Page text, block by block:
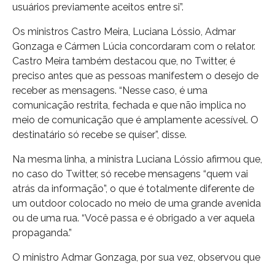
usuários previamente aceitos entre si”.
Os ministros Castro Meira, Luciana Lóssio, Admar
Gonzaga e Cármen Lúcia concordaram com o relator.
Castro Meira também destacou que, no Twitter, é
preciso antes que as pessoas manifestem o desejo de
receber as mensagens. “Nesse caso, é uma
comunicação restrita, fechada e que não implica no
meio de comunicação que é amplamente acessível. O
destinatário só recebe se quiser”, disse.
Na mesma linha, a ministra Luciana Lóssio afirmou que,
no caso do Twitter, só recebe mensagens “quem vai
atrás da informação”, o que é totalmente diferente de
um outdoor colocado no meio de uma grande avenida
ou de uma rua. “Você passa e é obrigado a ver aquela
propaganda.”
O ministro Admar Gonzaga, por sua vez, observou que